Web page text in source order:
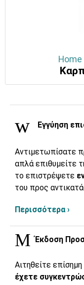
Εγγύηση
Αντιμετωπίσατε
απλά επιθυμείτε
το επιστρέψετε
του προς
Περισσότερα ›
Έκδοση
Αιτηθείτε
έχετε